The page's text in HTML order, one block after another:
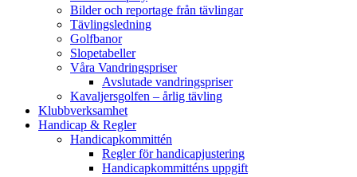
Bilder och reportage från tävlingar
Tävlingsledning
Golfbanor
Slopetabeller
Våra Vandringspriser
Avslutade vandringspriser
Kavaljersgolfen – årlig tävling
Klubbverksamhet
Handicap & Regler
Handicapkommittén
Regler för handicapjustering
Handicapkommitténs uppgift